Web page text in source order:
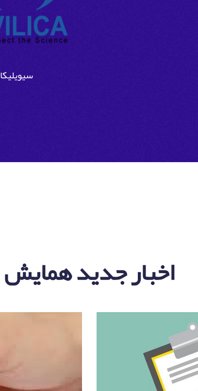
سیویلیکا
اخبار جدید همایش